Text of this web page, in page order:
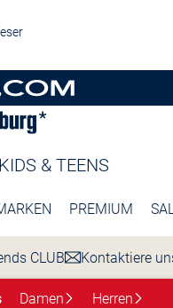
KIDS & TEENS
PREMIUM
CLUB Kontaktiere
Damen Herren